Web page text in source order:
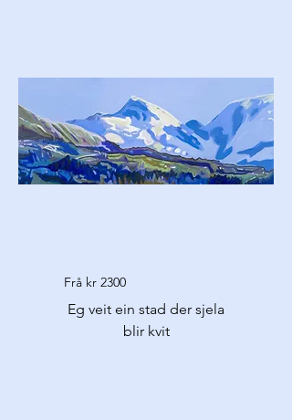
Frå kr 2300
Eg veit ein stad der sjela
blir kvit